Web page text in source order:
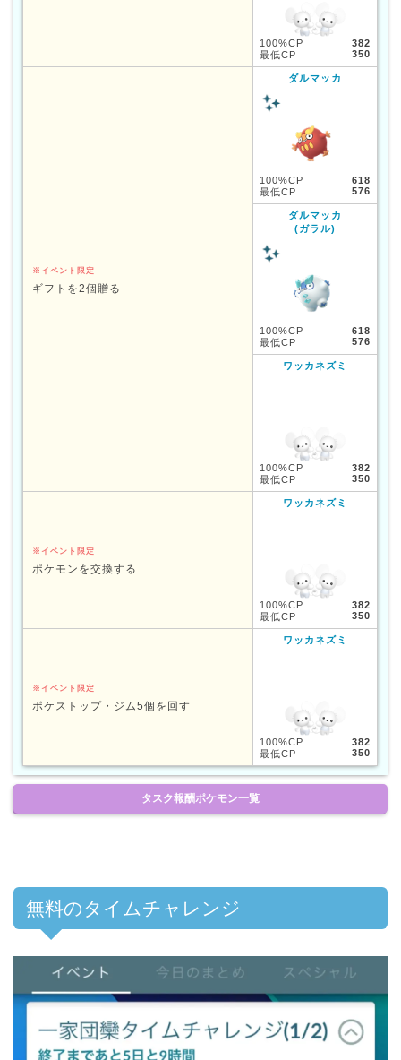
100%CP
382
最低CP
350
※イベント限定
ギフトを2個贈る
ダルマッカ
100%CP
618
最低CP
576
ダルマッカ
(ガラル)
100%CP
618
最低CP
576
ワッカネズミ
100%CP
382
最低CP
350
※イベント限定
ポケモンを交換する
ワッカネズミ
100%CP
382
最低CP
350
※イベント限定
ポケストップ・ジム5個を回す
ワッカネズミ
100%CP
382
最低CP
350
タスク報酬ポケモン一覧
無料のタイムチャレンジ